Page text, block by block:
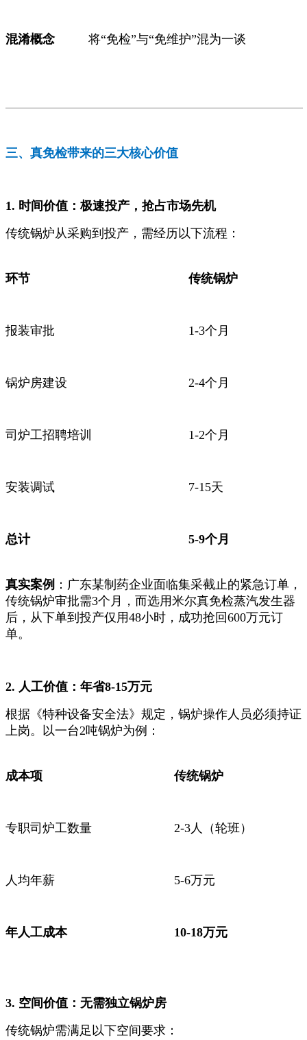
混淆概念 将“免检”与“免维护”混为一谈
三、真免检带来的三大核心价值
1. 时间价值：极速投产，抢占市场先机
传统锅炉从采购到投产，需经历以下流程：
环节 传统锅炉
报装审批 1-3个月
锅炉房建设 2-4个月
司炉工招聘培训 1-2个月
安装调试 7-15天
总计 5-9个月
真实案例 ：广东某制药企业面临集采截止的紧急订单，
传统锅炉审批需3个月，而选用米尔真免检蒸汽发生器
后，从下单到投产仅用48小时，成功抢回600万元订
单。
2. 人工价值：年省8-15万元
根据《特种设备安全法》规定，锅炉操作人员必须持证
上岗。以一台2吨锅炉为例：
成本项 传统锅炉
专职司炉工数量 2-3人（轮班）
人均年薪 5-6万元
年人工成本 10-18万元
3. 空间价值：无需独立锅炉房
传统锅炉需满足以下空间要求：